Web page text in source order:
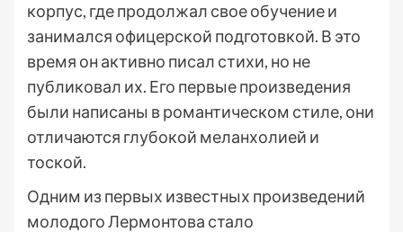
корпус, где продолжал свое обучение и
занимался офицерской подготовкой. В это
время он активно писал стихи, но не
публиковал их. Его первые произведения
были написаны в романтическом стиле, они
отличаются глубокой меланхолией и
тоской.
Одним из первых известных произведений
молодого Лермонтова стало